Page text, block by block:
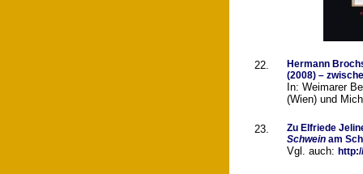
22.
Hermann
(2008) –
In: Weimarer
(Wien) und
23.
Zu Elfriede
Schwein am
Vgl. auch: